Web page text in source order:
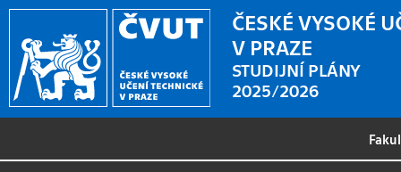
ČESKÉ VYSOKÉ
V PRAZE
STUDIJNÍ PLÁNY
2025/2026